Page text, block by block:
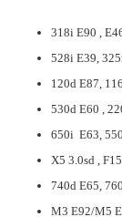
318i E90 ,
528i E39,
120d E87,
530d E60 ,
650i E63,
X5 3.0sd ,
740d E65,
M3 E92/